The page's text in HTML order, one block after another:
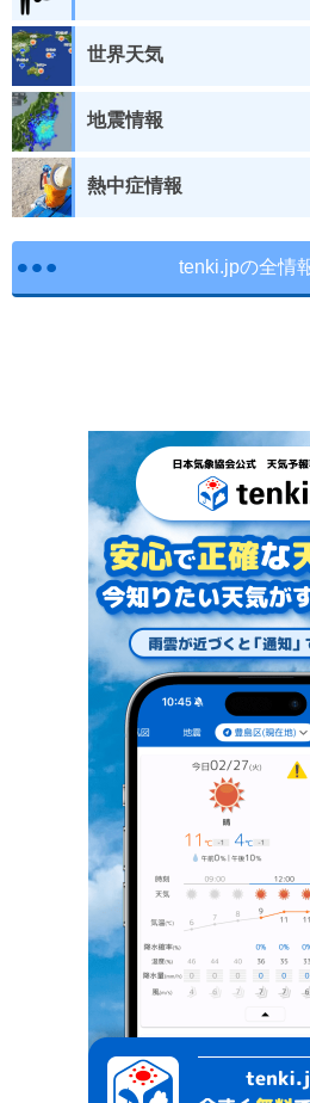
世界天気
地震情報
熱中症情報
tenki.jpの全情